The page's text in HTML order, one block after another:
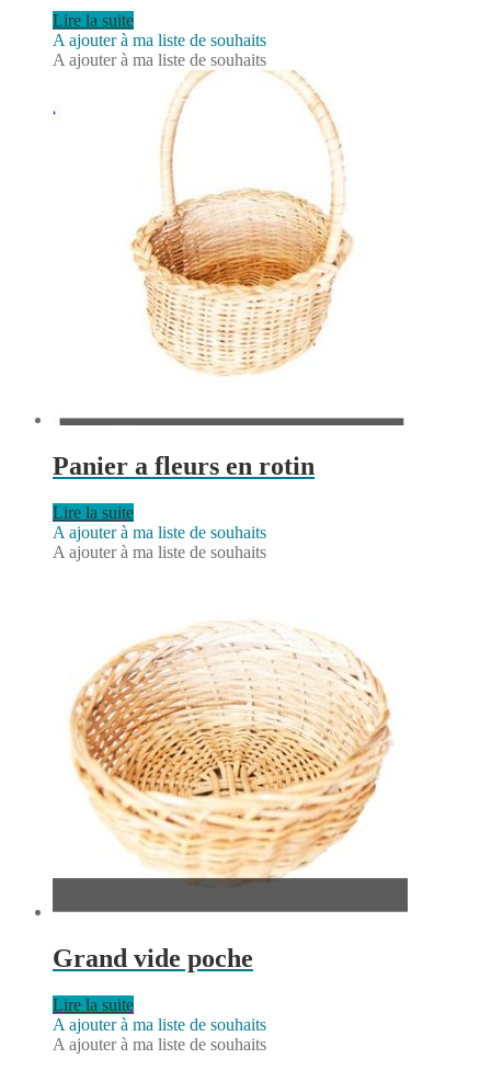
Lire la suite
A ajouter à ma liste de souhaits
A ajouter à ma liste de souhaits
Panier a fleurs en rotin
Lire la suite
A ajouter à ma liste de souhaits
A ajouter à ma liste de souhaits
Grand vide poche
Lire la suite
A ajouter à ma liste de souhaits
A ajouter à ma liste de souhaits